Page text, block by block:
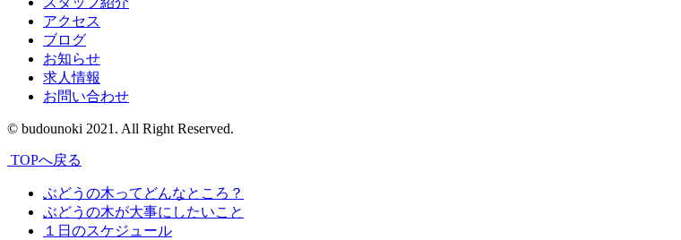
アクセス
ブログ
お知らせ
求人情報
お問い合わせ
© budounoki 2021. All Right Reserved.
TOPへ戻る
ぶどうの木ってどんなところ？
ぶどうの木が大事にしたいこと
１日のスケジュール